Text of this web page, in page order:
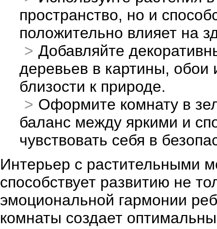
пространство, но и
положительно влияет на
Добавляйте
деревьев в картины, обои
близости к природе.
Оформите комнату в
баланс между яркими и
чувствовать себя в
Интерьер с растительными
способствует развитию не
эмоциональной гармонии
комнаты создает